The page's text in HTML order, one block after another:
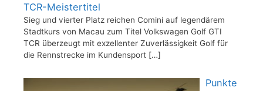
TCR-Meistertitel
Sieg und vierter Platz reichen Comini auf legendärem
Stadtkurs von Macau zum Titel Volkswagen Golf GTI
TCR überzeugt mit exzellenter Zuverlässigkeit Golf für
die Rennstrecke im Kundensport […]
Punkte